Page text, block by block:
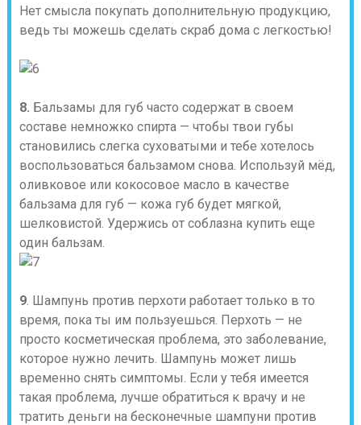
Нет смысла покупать дополнительную продукцию,
ведь ты можешь сделать скраб дома с легкостью!
8. Бальзамы для губ часто содержат в своем
составе немножко спирта — чтобы твои губы
становились слегка суховатыми и тебе хотелось
воспользоваться бальзамом снова. Используй мёд,
оливковое или кокосовое масло в качестве
бальзама для губ — кожа губ будет мягкой,
шелковистой. Удержись от соблазна купить еще
один бальзам.
9. Шампунь против перхоти работает только в то
время, пока ты им пользуешься. Перхоть — не
просто косметическая проблема, это заболевание,
которое нужно лечить. Шампунь может лишь
временно снять симптомы. Если у тебя имеется
такая проблема, лучше обратиться к врачу и не
тратить деньги на бесконечные шампуни против